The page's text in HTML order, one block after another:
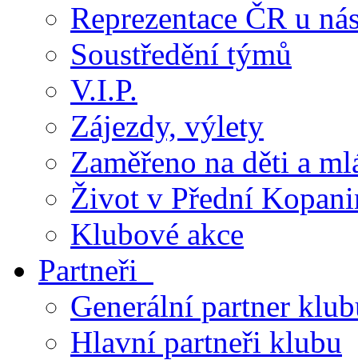
Reprezentace ČR u
Soustředění týmů
V.I.P.
Zájezdy, výlety
Zaměřeno na děti a
Život v Přední
Klubové akce
Partneři
Generální partner
Hlavní partneři klubu